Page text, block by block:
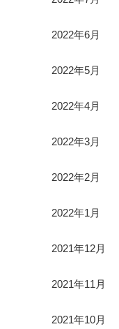
2022年6月
2022年5月
2022年4月
2022年3月
2022年2月
2022年1月
2021年12月
2021年11月
2021年10月